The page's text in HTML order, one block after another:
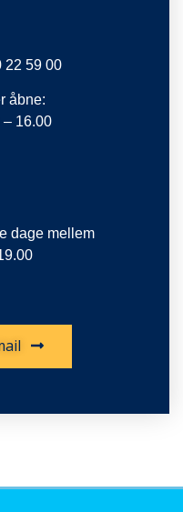
22 59 00
åbne:
16.00
dage mellem